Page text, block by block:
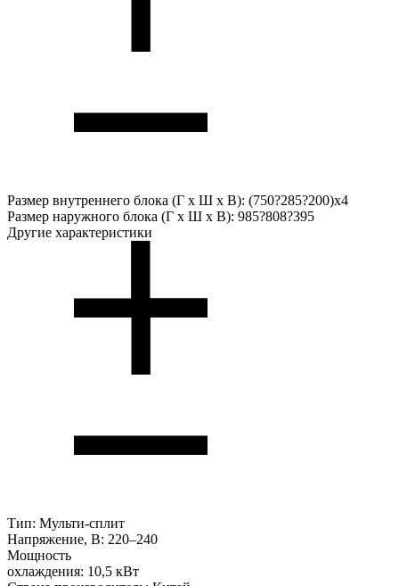
Размер внутреннего блока (Г х Ш х В): (750?285?200)x4
Размер наружного блока (Г х Ш х В): 985?808?395
Другие характеристики
Тип: Мульти-сплит
Напряжение, В: 220–240
Мощность
охлаждения: 10,5 кВт